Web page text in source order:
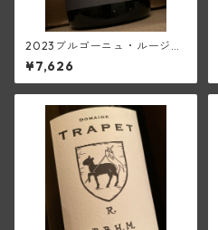
2023ブルゴーニュ・ルージュ
(ブリューノ・デゾネイ・ビセ
イ)
¥7,626